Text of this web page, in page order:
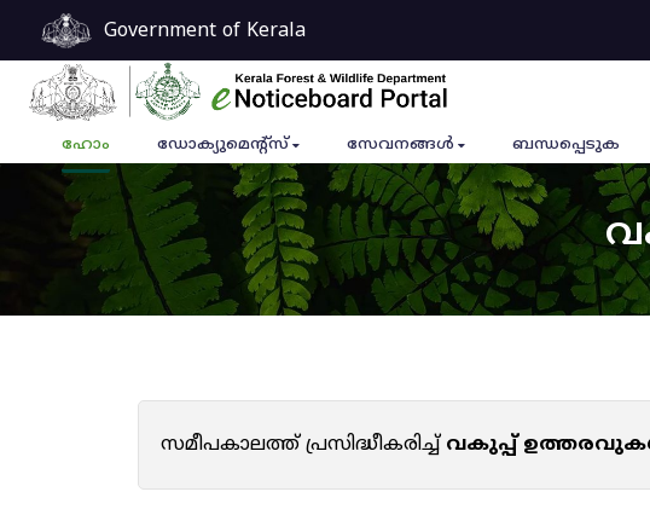
Government of Kerala
ഹോം ഡോക്യുമെൻ്റ്സ് സേവനങ്ങൾ ബന്ധപ്പെടുക
സമീപകാലത്ത് പ്രസിദ്ധീകരിച്ച്വകുപ്പ്